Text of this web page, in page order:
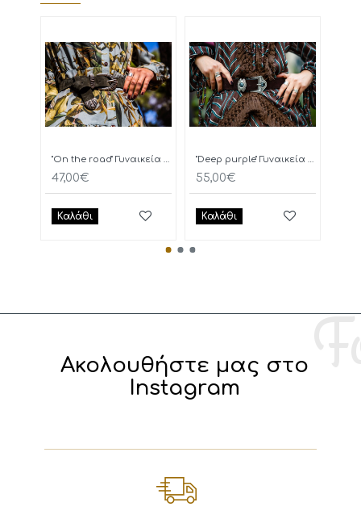
"On the road" Γυναικεία Ζώνη
47,00€
Καλάθι
"Deep purple" Γυναικεία Ζώνη
55,00€
Καλάθι
Ακολουθήστε μας στο
Instagram